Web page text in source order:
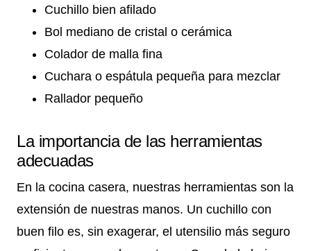
Cuchillo bien afilado
Bol mediano de cristal o cerámica
Colador de malla fina
Cuchara o espátula pequeña para mezclar
Rallador pequeño
La importancia de las herramientas
adecuadas
En la cocina casera, nuestras herramientas son la
extensión de nuestras manos. Un cuchillo con
buen filo es, sin exagerar, el utensilio más seguro